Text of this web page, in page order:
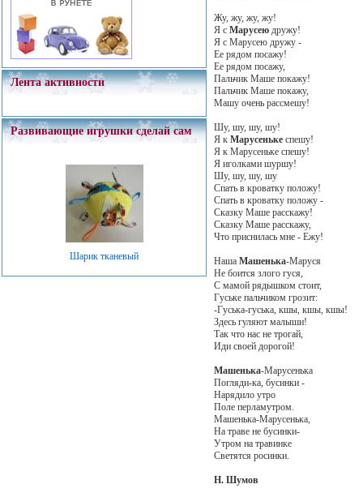
Лента активности
Развивающие игрушки сделай сам
Шарик тканевый
Жу, жу, жу, жу!
Я с Марусеюдружу!
Я с Марусею дружу -
Ее рядом посажу!
Ее рядом посажу,
Пальчик Маше покажу!
Пальчик Маше покажу,
Машу очень рассмешу!
Шу, шу, шу, шу!
Я к Марусенькеспешу!
Я к Марусеньке спешу!
Я иголками шуршу!
Шу, шу, шу, шу
Спать в кроватку положу!
Спать в кроватку положу -
Сказку Маше расскажу!
Сказку Маше расскажу,
Что приснилась мне - Ежу!
Наша Машенька-Маруся
Не боится злого гуся,
С мамой рядышком стоит,
Гуське пальчиком грозит:
-Гуська-гуська, кшы, кшы, кшы!
Здесь гуляют малыши!
Так что нас не трогай,
Иди своей дорогой!
Машенька-Марусенька
Погляди-ка, бусинки -
Нарядило утро
Поле перламутром.
Машенька-Марусенька,
На траве не бусинки-
Утром на травинке
Светятся росинки.
Н. Шумов